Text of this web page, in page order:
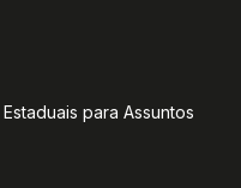
para Assuntos